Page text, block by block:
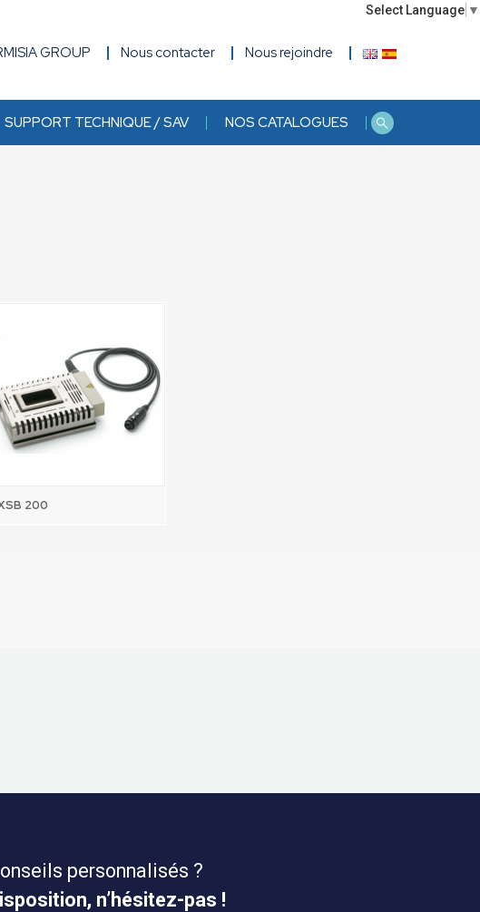
Select Language ▼
GROUP Nous contacter Nous rejoindre
SUPPORT TECHNIQUE / SAV NOS CATALOGUES
200
personnalisés ?
n’hésitez-pas !